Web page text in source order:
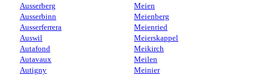
Ausserberg
Ausserbinn
Ausserferrera
Auswil
Autafond
Autavaux
Autigny
Meien
Meienberg
Meienried
Meierskappel
Meikirch
Meilen
Meinier